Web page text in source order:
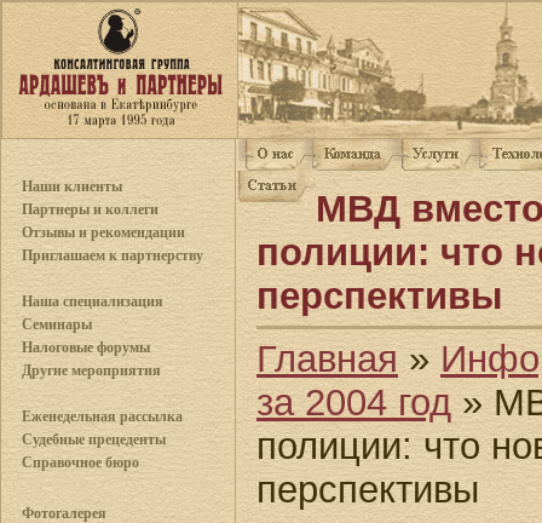
Наши клиенты
Партнеры и коллеги
Отзывы и рекомендации
Приглашаем к партнерству
Наша специализация
Семинары
Налоговые форумы
Другие мероприятия
Еженедельная рассылка
Судебные прецеденты
Справочное бюро
Фотогалерея
МВД
полиции: что
перспективы
Главная»
за 2004 год»
полиции: что
перспективы